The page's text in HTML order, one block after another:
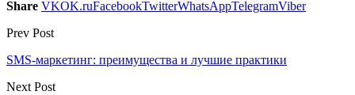
Share VKOK.ruFacebookTwitterWhatsAppTelegramViber
Prev Post
SMS-маркетинг: преимущества и лучшие практики
Next Post